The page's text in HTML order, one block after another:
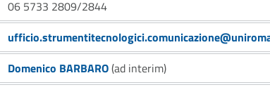
06 5733 2809/2844
Link identifier #identifier__155751-1
Link identifier #identifier__49232-2
Domenico BARBARO(ad interim)